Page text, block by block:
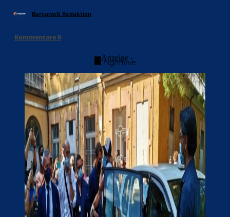
Barçawelt Redaktion
Kommentare0
- Anzeige -